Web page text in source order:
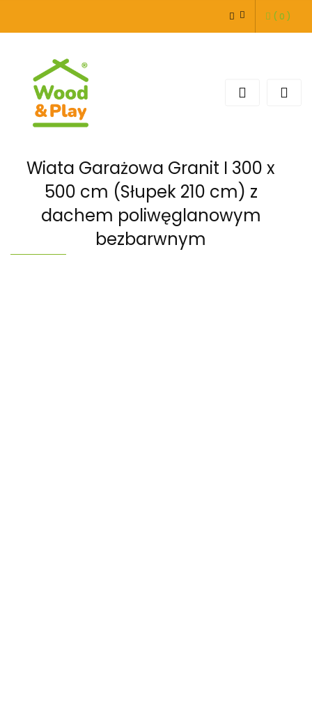
DODAJ ZGŁOSZENIE
( 0 )
Wiata Garażowa Granit I 300 x
500 cm (Słupek 210 cm) z
dachem poliwęglanowym
bezbarwnym